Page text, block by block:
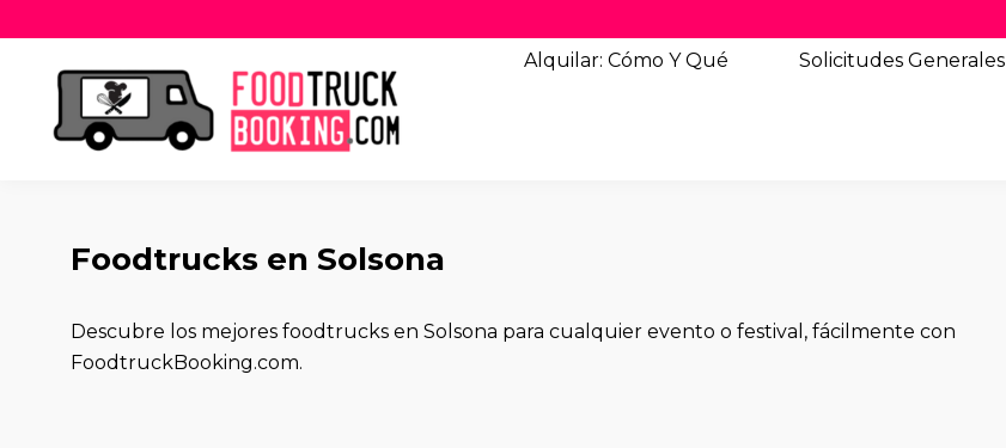
Alquilar: Cómo Y Qué SolicitudesGenerales
Foodtrucks en Solsona
Descubre los mejores foodtrucks en Solsona para cualquier evento o festival, fácilmente con
FoodtruckBooking.com.